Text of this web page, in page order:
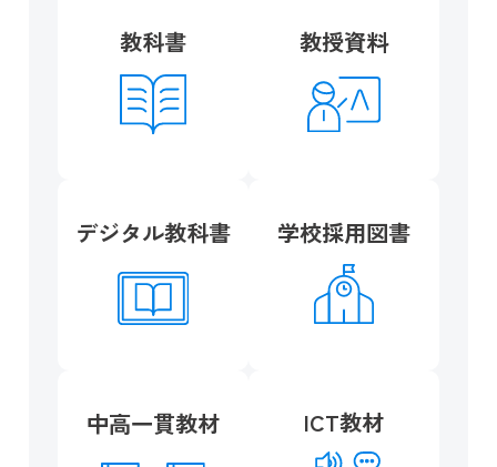
教科書 教授資料
デジタル教科書 学校採用図書
中高一貫教材 ICT教材